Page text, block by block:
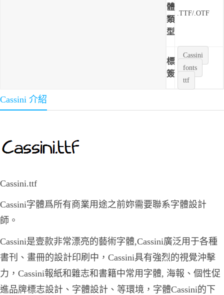
體
類
型
.TTF/.OTF
標
簽
Cassini
fonts
ttf
Cassini 介紹
Cassini.ttf
Cassini字體爲所有商業用途之前妳需要聯系字體設計
師。
Cassini是壹款非常漂亮的藝術字體,Cassini廣泛用于各種
書刊、畫冊的設計印刷中，Cassini具有強烈的視覺沖擊
力，Cassini報紙和雜志和書籍中常用字體, 海報、個性促
進品牌標志設計、字體設計、等環境，字體Cassini的下